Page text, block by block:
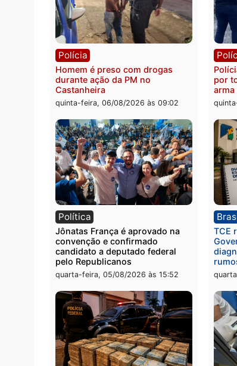
Polícia
Jovem é encontrado morto na
Rua dos Cravos e caso é
investigado pela polícia em RO
quinta-feira, 06/08/2026 às 09:26
Polícia
Homem é preso com drogas
Castanheira
quinta-feira, 06/08/2026 às 09:02